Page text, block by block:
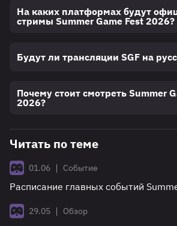
На каких платформах будут
стримы Summer Game Fest 2026?
Будут ли трансляции SGF на
Почему стоит смотреть Summer
2026?
Читать по теме
01.06 | Событие
Расписание главных событий
29.05 | Обзор